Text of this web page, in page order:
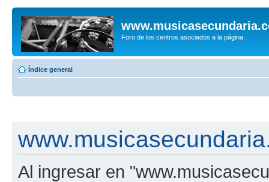
Foro de los centros asociados a la página.
Índice general
Al ingresar en